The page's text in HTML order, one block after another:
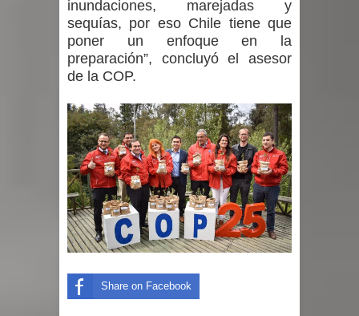
inundaciones, marejadas y
sequías, por eso Chile tiene que
poner un enfoque en la
preparación”, concluyó el asesor
de la COP.
Share on Facebook